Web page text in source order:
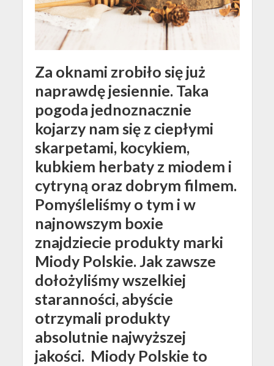
Za oknami zrobiło się już
naprawdę jesiennie. Taka
pogoda jednoznacznie
kojarzy nam się z ciepłymi
skarpetami, kocykiem,
kubkiem herbaty z miodem i
cytryną oraz dobrym filmem.
Pomyśleliśmy o tym i w
najnowszym boxie
znajdziecie produkty marki
Miody Polskie. Jak zawsze
dołożyliśmy wszelkiej
staranności, abyście
otrzymali produkty
absolutnie najwyższej
jakości. Miody Polskie to